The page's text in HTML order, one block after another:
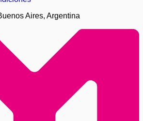
Aires, Argentina